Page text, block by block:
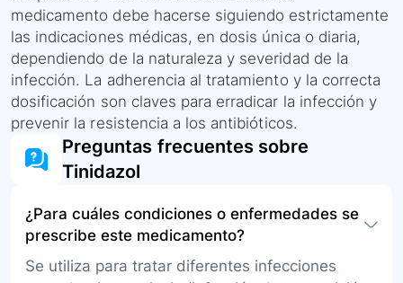
medicamento debe hacerse siguiendo estrictamente
las indicaciones médicas, en dosis única o diaria,
dependiendo de la naturaleza y severidad de la
infección. La adherencia al tratamiento y la correcta
dosificación son claves para erradicar la infección y
prevenir la resistencia a los antibióticos.
Preguntas frecuentes sobre
Tinidazol
¿Para cuáles condiciones o enfermedades se
prescribe este medicamento?
Se utiliza para tratar diferentes infecciones